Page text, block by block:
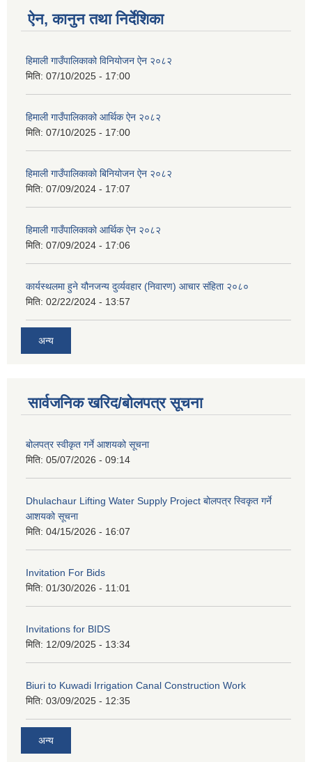
ऐन, कानुन तथा निर्देशिका
हिमाली गाउँपालिकाको विनियोजन ऐन २०८२
मिति: 07/10/2025 - 17:00
हिमाली गाउँपालिकाको आर्थिक ऐन २०८२
मिति: 07/10/2025 - 17:00
हिमाली गाउँपालिकाकाे बिनियोजन ऐन २०८२
मिति: 07/09/2024 - 17:07
हिमाली गाउँपालिकाकाे आर्थिक ऐन २०८२
मिति: 07/09/2024 - 17:06
कार्यस्थलमा हुने यौनजन्य दुर्व्यवहार (निवारण) आचार संहिता २०८०
मिति: 02/22/2024 - 13:57
अन्य
सार्वजनिक खरिद/बोलपत्र सूचना
बोलपत्र स्वीकृत गर्ने आशयको सूचना
मिति: 05/07/2026 - 09:14
Dhulachaur Lifting Water Supply Project बोलपत्र स्विकृत गर्ने
आशयको सूचना
मिति: 04/15/2026 - 16:07
Invitation For Bids
मिति: 01/30/2026 - 11:01
Invitations for BIDS
मिति: 12/09/2025 - 13:34
Biuri to Kuwadi Irrigation Canal Construction Work
मिति: 03/09/2025 - 12:35
अन्य